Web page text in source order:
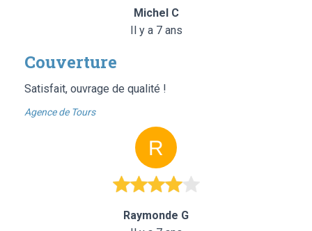
Michel C
Il y a 7 ans
Couverture
Satisfait, ouvrage de qualité !
Agence de Tours
Raymonde G